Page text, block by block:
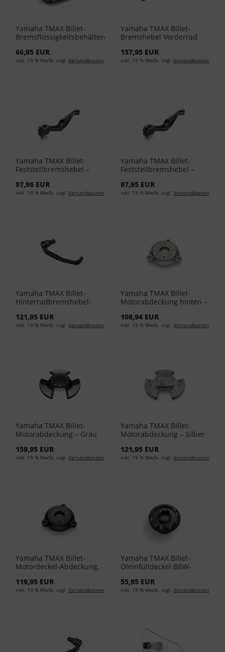
Yamaha TMAX Billet-
Bremsflüssigkeitsbehälterdeckel
Grey
66,95 EUR
inkl. 19 % MwSt. zzgl. Versandkosten
Yamaha TMAX Billet-
Bremshebel Vorderrad
157,95 EUR
inkl. 19 % MwSt. zzgl. Versandkosten
Yamaha TMAX Billet-
Feststellbremshebel –
Grey
97,96 EUR
inkl. 19 % MwSt. zzgl. Versandkosten
Yamaha TMAX Billet-
Feststellbremshebel –
00 - Silver
97,95 EUR
inkl. 19 % MwSt. zzgl. Versandkosten
Yamaha TMAX Billet-
Hinterradbremshebel-
00 - Black
121,95 EUR
inkl. 19 % MwSt. zzgl. Versandkosten
Yamaha TMAX Billet-
Motorabdeckung hinten –
Silver
108,94 EUR
inkl. 19 % MwSt. zzgl. Versandkosten
Yamaha TMAX Billet-
Motorabdeckung – Grau
159,95 EUR
inkl. 19 % MwSt. zzgl. Versandkosten
Yamaha TMAX Billet-
Motorabdeckung – Silber
121,95 EUR
inkl. 19 % MwSt. zzgl. Versandkosten
Yamaha TMAX Billet-
Motordeckel-Abdeckung,
FREC2-00-00 - Grey
119,95 EUR
inkl. 19 % MwSt. zzgl. Versandkosten
Yamaha TMAX Billet-
Öleinfülldeckel BBW-
55,95 EUR
inkl. 19 % MwSt. zzgl. Versandkosten